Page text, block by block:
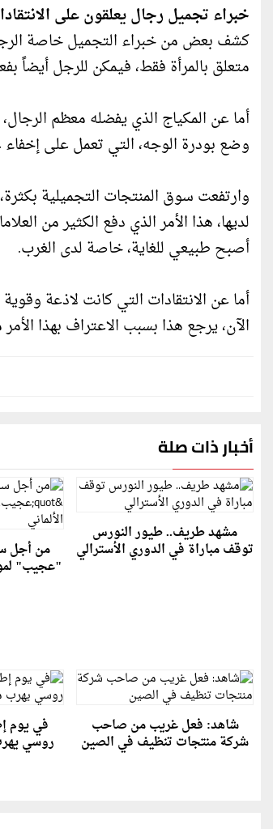
خبراء تجميل رجال يعلقون على
كشف بعض من خبراء التجميل خاصة
متعلق بالمرأة فقط، فيمكن للرجل
أما عن المكياج الذي يفضله معظم
وضع بودرة الوجه، التي تعمل على إخفاء
وارتفعت سوق المنتجات التجميلية
لديها، هذا الأمر الذي دفع الكثير من
أصبح طبيعي للغاية، خاصة لدى الغرب.
الآن، يرجع هذا بسبب الاعتراف بهذا
أخبار ذات صلة
مشهد طريف.. طيور النورس
توقف مباراة في الدوري الأسترالي من أجل
"عجيب"
شاهد: فعل غريب من صاحب
شركة منتجات تنظيف في الصين
في يوم